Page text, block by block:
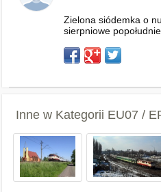
Zielona siódemka o
sierpniowe popołudnie.
Inne w Kategorii EU07 /